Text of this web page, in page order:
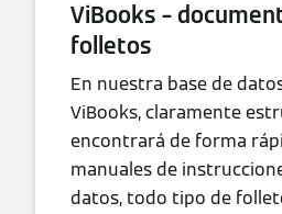
ViBooks –
folletos
En nuestra base de
ViBooks, claramente
encontrará de forma
manuales de
datos, todo tipo de